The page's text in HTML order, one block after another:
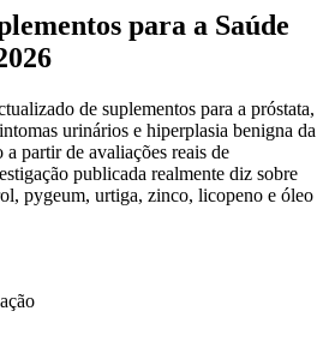
para a Saúde
de suplementos para a próstata,
urinários e hiperplasia benigna da
partir de avaliações reais de
publicada realmente diz sobre
pygeum, urtiga, zinco, licopeno e óleo